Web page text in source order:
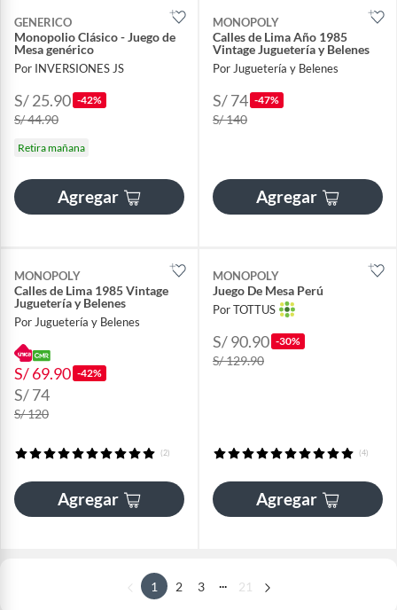
GENERICO
Monopolio Clásico - Juego de
Mesa genérico
Por INVERSIONES JS
S/ 25.90 -42%
S/ 44.90
Retira mañana
Agregar
MONOPOLY
Calles de Lima Año 1985
Vintage Juguetería y Belenes
Por Juguetería y Belenes
S/ 74 -47%
S/ 140
Agregar
MONOPOLY
Calles de Lima 1985 Vintage
Juguetería y Belenes
Por Juguetería y Belenes
S/ 69.90 -42%
S/ 74
S/ 120
(2)
Agregar
MONOPOLY
Juego De Mesa Perú
Por TOTTUS
S/ 90.90 -30%
S/ 129.90
(4)
Agregar
1 2 3 21